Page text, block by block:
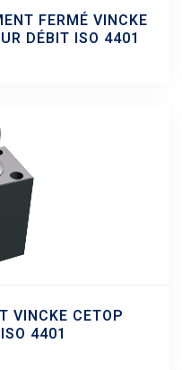
FERMÉ VINCKE
DÉBIT ISO 4401
VINCKE CETOP
4401